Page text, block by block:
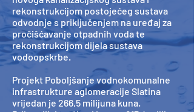
rekonstrukcijom postojećeg sustava
odvodnje s priključenjem na uređaj za
pročišćavanje otpadnih voda te
rekonstrukcijom dijela sustava
vodoopskrbe.
Projekt Poboljšanje vodnokomunalne
infrastrukture aglomeracije Slatina
vrijedan je 266,5 milijuna kuna.